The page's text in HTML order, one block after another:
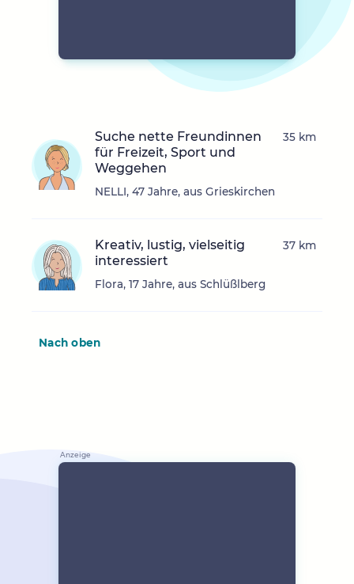
Suche nette Freundinnen
für Freizeit, Sport und
Weggehen
NELLI, 47 Jahre, aus Grieskirchen
35 km
Kreativ, lustig, vielseitig
interessiert
Flora, 17 Jahre, aus Schlüßlberg
37 km
Nach oben